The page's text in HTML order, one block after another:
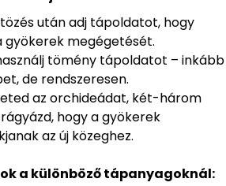
után adj tápoldatot, hogy
gyökerek megégetését.
tömény tápoldatot – inkább
de rendszeresen.
az orchideádat, két-három
hogy a gyökerek
az új közeghez.
a különböző tápanyagoknál: